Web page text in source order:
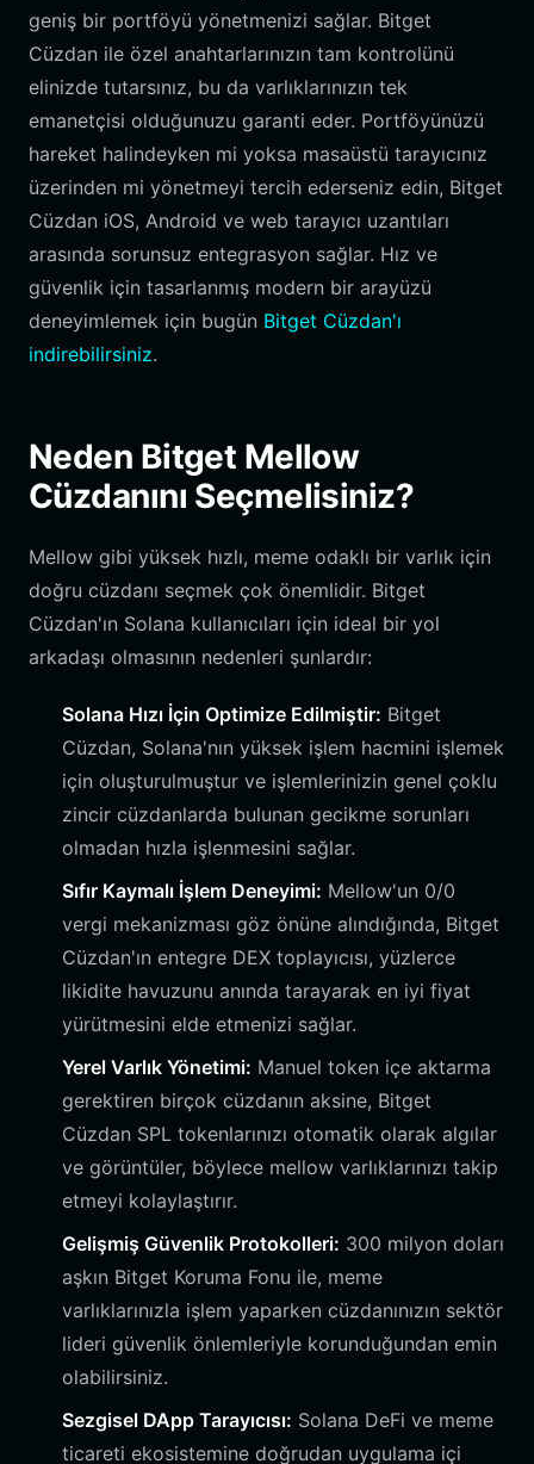
geniş bir portföyü yönetmenizi sağlar. Bitget
Cüzdan ile özel anahtarlarınızın tam kontrolünü
elinizde tutarsınız, bu da varlıklarınızın tek
emanetçisi olduğunuzu garanti eder. Portföyünüzü
hareket halindeyken mi yoksa masaüstü tarayıcınız
üzerinden mi yönetmeyi tercih ederseniz edin, Bitget
Cüzdan iOS, Android ve web tarayıcı uzantıları
arasında sorunsuz entegrasyon sağlar. Hız ve
güvenlik için tasarlanmış modern bir arayüzü
deneyimlemek için bugün Bitget Cüzdan'ı
indirebilirsiniz.
Neden Bitget Mellow
Cüzdanını Seçmelisiniz?
Mellow gibi yüksek hızlı, meme odaklı bir varlık için
doğru cüzdanı seçmek çok önemlidir. Bitget
Cüzdan'ın Solana kullanıcıları için ideal bir yol
arkadaşı olmasının nedenleri şunlardır:
Solana Hızı İçin Optimize Edilmiştir: Bitget
Cüzdan, Solana'nın yüksek işlem hacmini işlemek
için oluşturulmuştur ve işlemlerinizin genel çoklu
zincir cüzdanlarda bulunan gecikme sorunları
olmadan hızla işlenmesini sağlar.
Sıfır Kaymalı İşlem Deneyimi: Mellow'un 0/0
vergi mekanizması göz önüne alındığında, Bitget
Cüzdan'ın entegre DEX toplayıcısı, yüzlerce
likidite havuzunu anında tarayarak en iyi fiyat
yürütmesini elde etmenizi sağlar.
Yerel Varlık Yönetimi: Manuel token içe aktarma
gerektiren birçok cüzdanın aksine, Bitget
Cüzdan SPL tokenlarınızı otomatik olarak algılar
ve görüntüler, böylece mellow varlıklarınızı takip
etmeyi kolaylaştırır.
Gelişmiş Güvenlik Protokolleri: 300 milyon doları
aşkın Bitget Koruma Fonu ile, meme
varlıklarınızla işlem yaparken cüzdanınızın sektör
lideri güvenlik önlemleriyle korunduğundan emin
olabilirsiniz.
Sezgisel DApp Tarayıcısı: Solana DeFi ve meme
ticareti ekosistemine doğrudan uygulama içi